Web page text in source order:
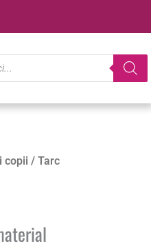
copii / Tarc